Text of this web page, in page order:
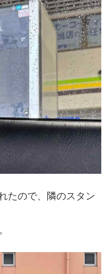
たので、隣のスタン